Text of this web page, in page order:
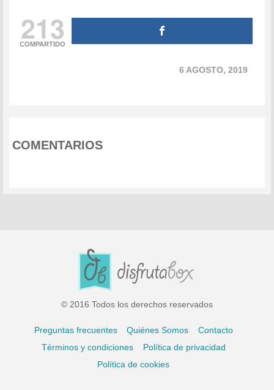
213
COMPARTIDO
6 AGOSTO, 2019
COMENTARIOS
© 2016 Todos los derechos reservados
Preguntas frecuentes Quiénes Somos
Contacto
Términos y condiciones
Política de privacidad
Política de cookies